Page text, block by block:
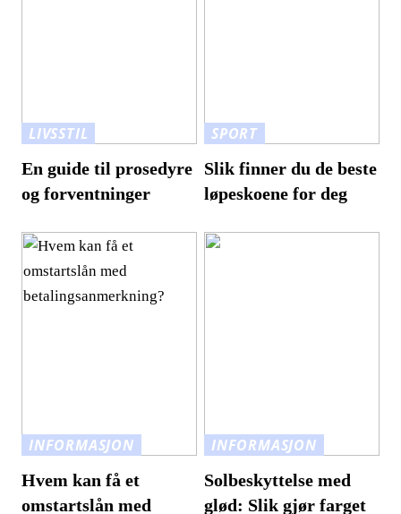
LIVSSTIL
En guide til prosedyre
og forventninger
SPORT
Slik finner du de beste
løpeskoene for deg
INFORMASJON
Hvem kan få et
omstartslån med
INFORMASJON
Solbeskyttelse med
glød: Slik gjør farget